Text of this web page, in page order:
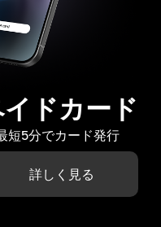
ドカード
短5分でカード発行
詳しく見る